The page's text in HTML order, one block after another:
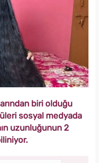
biri olduğu
sosyal medyada
uzunluğunun 2